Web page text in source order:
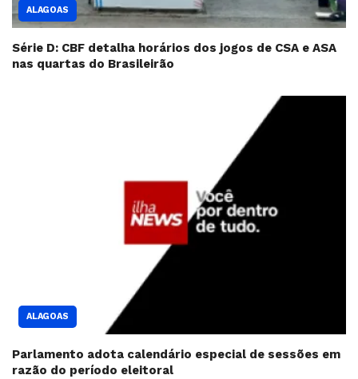
ALAGOAS
Série D: CBF detalha horários dos jogos de CSA e ASA
nas quartas do Brasileirão
ALAGOAS
Parlamento adota calendário especial de sessões em
razão do período eleitoral